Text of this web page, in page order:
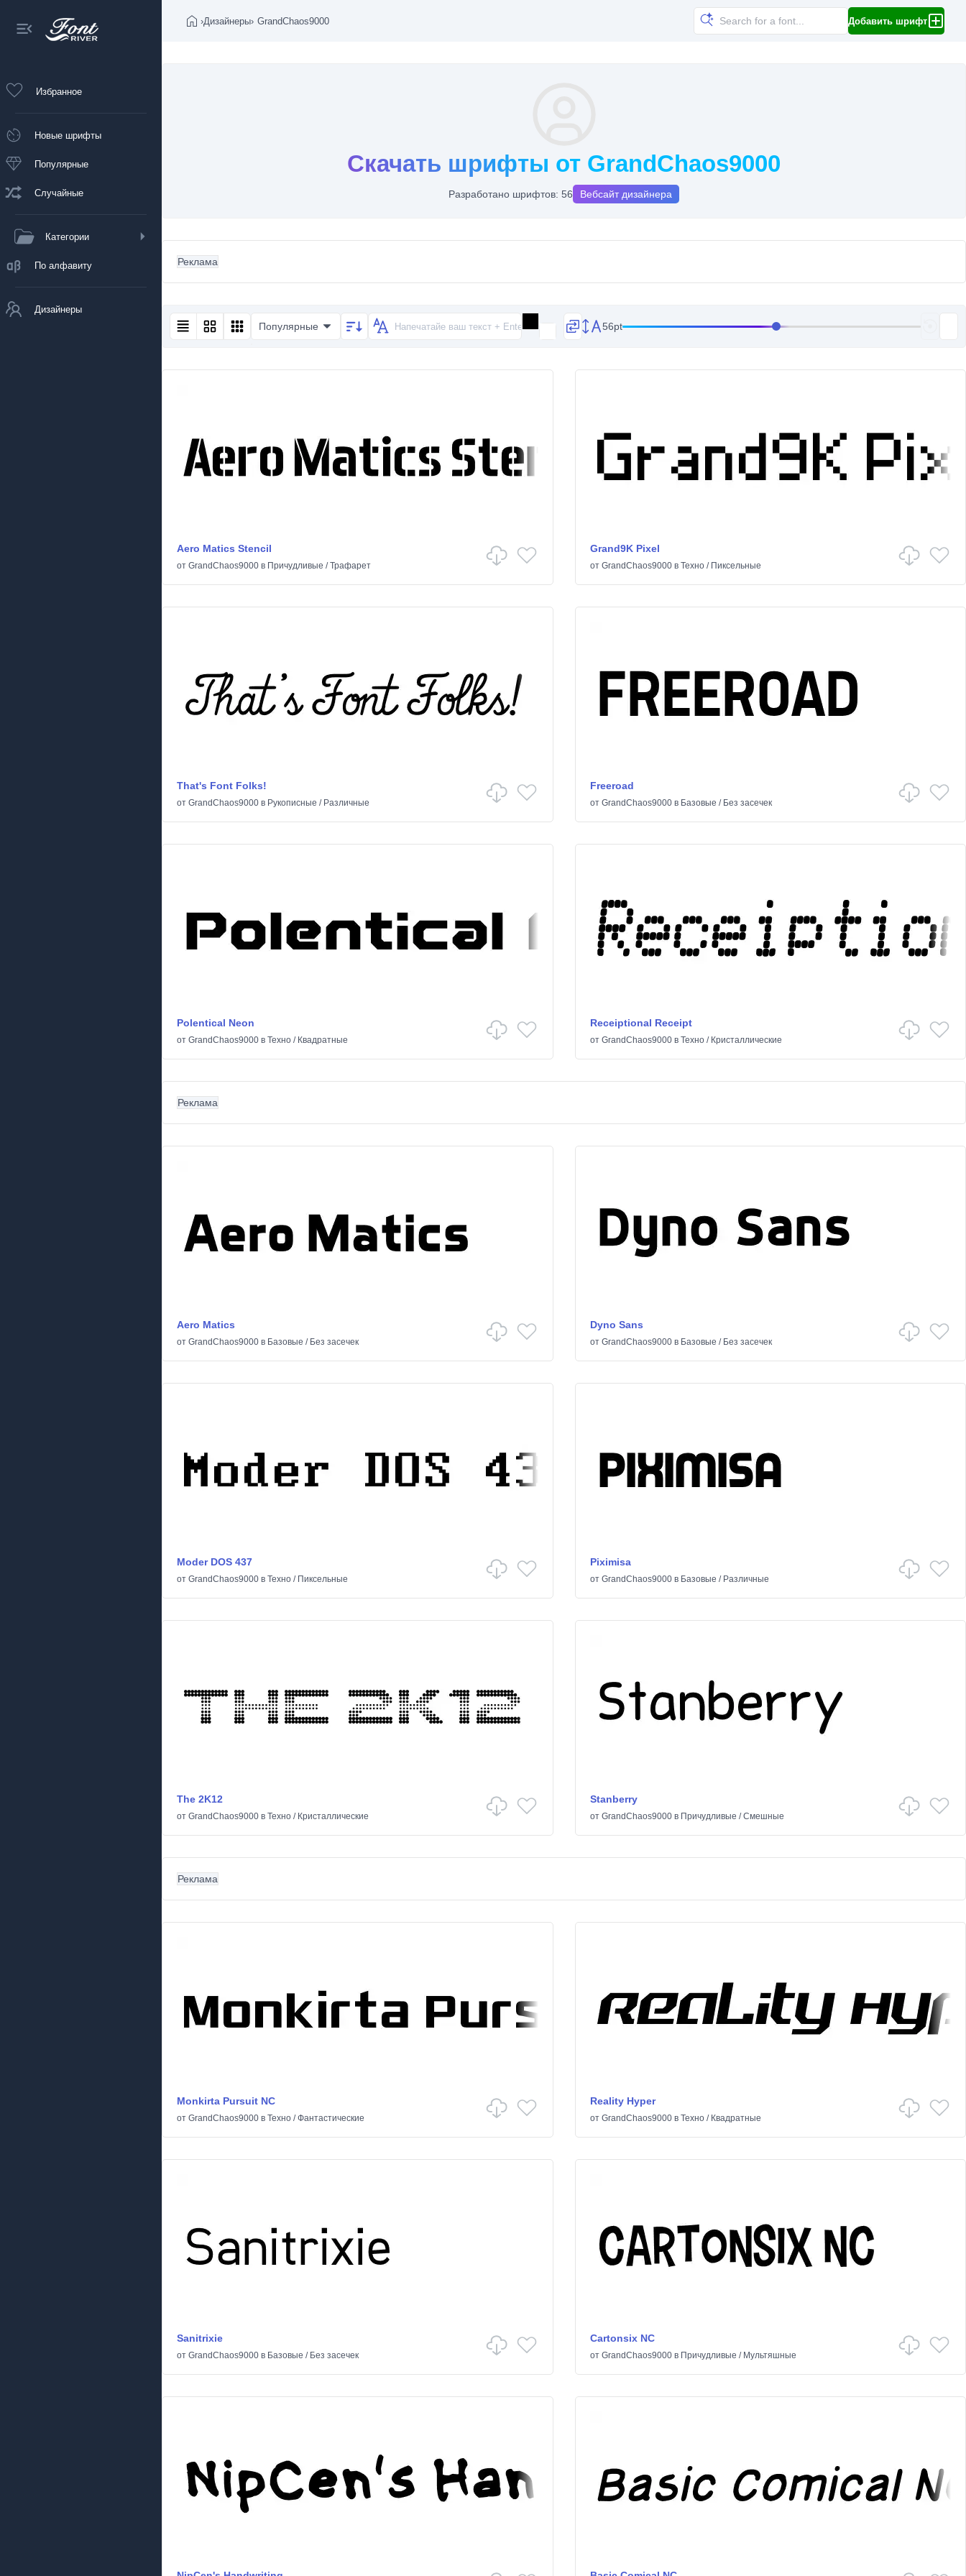
Избранное
Новые шрифты
Популярные
Случайные
Категории
По алфавиту
Дизайнеры
›Дизайнеры› GrandChaos9000 Добавить шрифт
Скачать шрифты от GrandChaos9000
Разработано шрифтов: 56 Вебсайт дизайнера
Реклама
Популярные 56pt
Aero Matics Stencil
от GrandChaos9000 в Причудливые /Трафарет
Grand9K Pixel
от GrandChaos9000в Техно/ Пиксельные
That's Font Folks!
от GrandChaos9000 в Рукописные / Различные
Freeroad
от GrandChaos9000в Базовые / Без засечек
Polentical Neon
от GrandChaos9000 в Техно / Квадратные
Receiptional Receipt
от GrandChaos9000в Техно/ Кристаллические
Реклама
Aero Matics
от GrandChaos9000 в Базовые / Без засечек
Dyno Sans
от GrandChaos9000в Базовые / Без засечек
Moder DOS 437
от GrandChaos9000 в Техно / Пиксельные
Piximisa
от GrandChaos9000в Базовые / Различные
The 2K12
от GrandChaos9000 в Техно / Кристаллические
Stanberry
от GrandChaos9000в Причудливые /Смешные
Реклама
Monkirta Pursuit NC
от GrandChaos9000 в Техно /Фантастические
Reality Hyper
от GrandChaos9000в Техно/ Квадратные
Sanitrixie
от GrandChaos9000 в Базовые / Без засечек
Cartonsix NC
от GrandChaos9000в Причудливые / Мультяшные